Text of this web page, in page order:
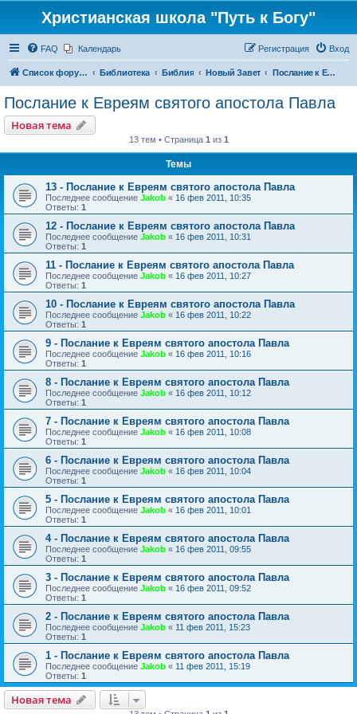
Христианская школа "Путь к Богу"
FAQ Календарь Вход
Регистрация
Список форумов Библиотека Библия Новый Завет Послание к Евреям святого апостола Павла
Послание к Евреям святого апостола Павла
Новая тема
13 тем • Страница 1 из 1
Темы
13 - Послание к Евреям святого апостола Павла
Последнее сообщение Jakob « 16 фев 2011, 10:35
Ответы: 1
12 - Послание к Евреям святого апостола Павла
Последнее сообщение Jakob « 16 фев 2011, 10:31
Ответы: 1
11 - Послание к Евреям святого апостола Павла
Последнее сообщение Jakob « 16 фев 2011, 10:27
Ответы: 1
10 - Послание к Евреям святого апостола Павла
Последнее сообщение Jakob « 16 фев 2011, 10:22
Ответы: 1
9 - Послание к Евреям святого апостола Павла
Последнее сообщение Jakob « 16 фев 2011, 10:16
Ответы: 1
8 - Послание к Евреям святого апостола Павла
Последнее сообщение Jakob « 16 фев 2011, 10:12
Ответы: 1
7 - Послание к Евреям святого апостола Павла
Последнее сообщение Jakob « 16 фев 2011, 10:08
Ответы: 1
6 - Послание к Евреям святого апостола Павла
Последнее сообщение Jakob « 16 фев 2011, 10:04
Ответы: 1
5 - Послание к Евреям святого апостола Павла
Последнее сообщение Jakob « 16 фев 2011, 10:01
Ответы: 1
4 - Послание к Евреям святого апостола Павла
Последнее сообщение Jakob « 16 фев 2011, 09:55
Ответы: 1
3 - Послание к Евреям святого апостола Павла
Последнее сообщение Jakob « 16 фев 2011, 09:52
Ответы: 1
2 - Послание к Евреям святого апостола Павла
Последнее сообщение Jakob « 11 фев 2011, 15:23
Ответы: 1
1 - Послание к Евреям святого апостола Павла
Последнее сообщение Jakob « 11 фев 2011, 15:19
Ответы: 1
Новая тема